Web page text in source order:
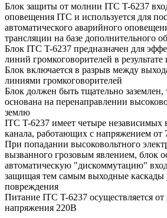
Блок защиты от молнии ITC T-6237
оповещения ITC и используется для
автоматического аварийного
трансляции на базе дополнительного
Блок ITC T-6237 предназначен для
линий громкоговорителей в
Блок включается в разрыв между
линиями громкоговорителей
Блок должен быть тщательно заземлен,
основана на перенаправлении
землю
ITC T-6237 имеет четыре
канала, работающих с напряжением от
При попадании высоковольтного
вызванного грозовым явлением, блок
автоматическую "дискоммутацию"
защищая тем самым выходные каскады
повреждения
Питание ITC T-6237 осуществляется
напряжения 220В